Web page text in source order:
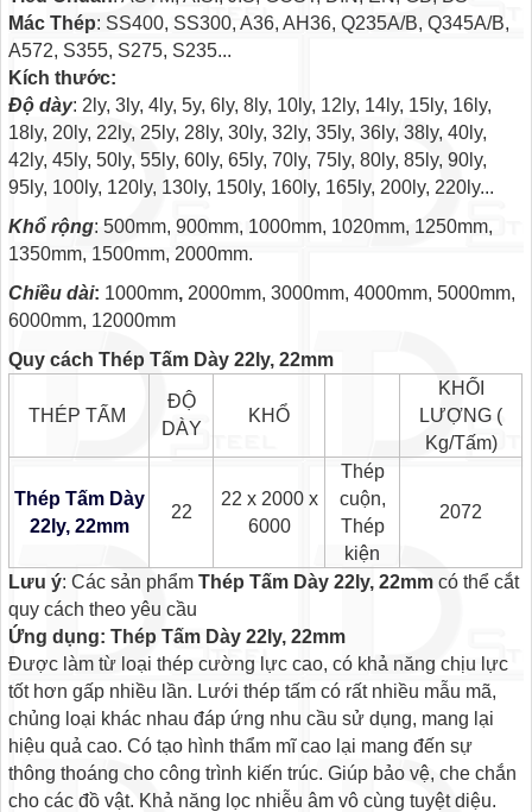
Mác Thép: SS400, SS300, A36, AH36, Q235A/B, Q345A/B,
A572, S355, S275, S235...
Kích thước:
Độ dày: 2ly, 3ly, 4ly, 5y, 6ly, 8ly, 10ly, 12ly, 14ly, 15ly, 16ly,
18ly, 20ly, 22ly, 25ly, 28ly, 30ly, 32ly, 35ly, 36ly, 38ly, 40ly,
42ly, 45ly, 50ly, 55ly, 60ly, 65ly, 70ly, 75ly, 80ly, 85ly, 90ly,
95ly, 100ly, 120ly, 130ly, 150ly, 160ly, 165ly, 200ly, 220ly...
Khổ rộng: 500mm, 900mm, 1000mm, 1020mm, 1250mm,
1350mm, 1500mm, 2000mm.
Chiều dài: 1000mm, 2000mm, 3000mm, 4000mm, 5000mm,
6000mm, 12000mm
Quy cách Thép Tấm Dày 22ly, 22mm
THÉP TẤM
ĐỘ
DÀY
KHỔ
KHỐI
LƯỢNG (
Kg/Tấm)
Thép Tấm Dày
22ly, 22mm
22
22 x 2000 x
6000
Thép
cuộn,
Thép
kiện
2072
Lưu ý: Các sản phẩmThép Tấm Dày 22ly, 22mm có thể cắt
quy cách theo yêu cầu
Ứng dụng: Thép Tấm Dày 22ly, 22mm
Được làm từ loại thép cường lực cao, có khả năng chịu lực
tốt hơn gấp nhiều lần. Lưới thép tấm có rất nhiều mẫu mã,
chủng loại khác nhau đáp ứng nhu cầu sử dụng, mang lại
hiệu quả cao. Có tạo hình thẩm mĩ cao lại mang đến sự
thông thoáng cho công trình kiến trúc. Giúp bảo vệ, che chắn
cho các đồ vật. Khả năng lọc nhiễu âm vô cùng tuyệt diệu.